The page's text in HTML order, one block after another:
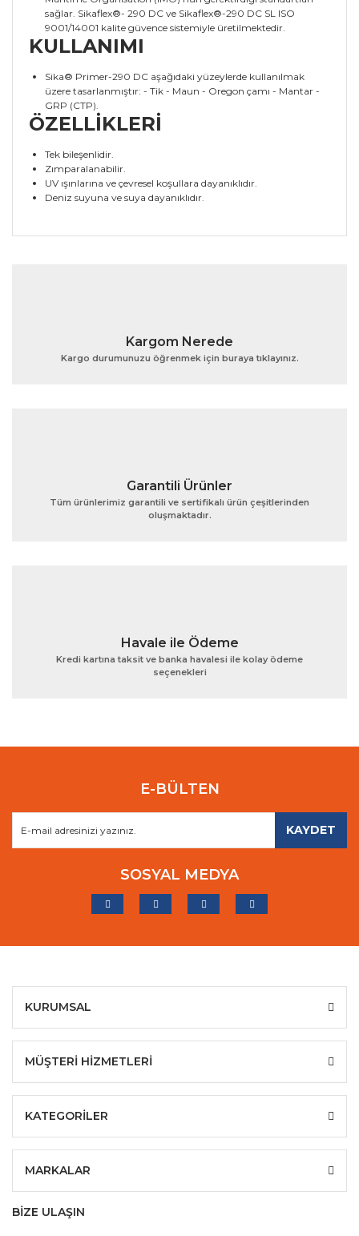
sağlar. Sikaflex®- 290 DC ve Sikaflex®-290 DC SL ISO
9001/14001 kalite güvence sistemiyle üretilmektedir.
KULLANIMI
Sika® Primer-290 DC aşağıdaki yüzeylerde kullanılmak
üzere tasarlanmıştır: - Tik - Maun - Oregon çamı - Mantar -
GRP (CTP).
ÖZELLİKLERİ
Tek bileşenlidir.
Zımparalanabilir.
UV ışınlarına ve çevresel koşullara dayanıklıdır.
Deniz suyuna ve suya dayanıklıdır.
Bu ürünün fiyat bilgisi, resim, ürün açıklamalarında ve
Ürün açıklamasında eksik bilgiler bulunuyor.
Gönder
Kargom Nerede
Kargo durumunuzu öğrenmek için buraya tıklayınız.
Garantili Ürünler
Tüm ürünlerimiz garantili ve sertifikalı ürün çeşitlerinden
oluşmaktadır.
Havale ile Ödeme
Kredi kartına taksit ve banka havalesi ile kolay ödeme
seçenekleri
E-BÜLTEN
KAYDET
SOSYAL MEDYA
KURUMSAL
MÜŞTERİ HİZMETLERİ
KATEGORİLER
MARKALAR
BİZE ULAŞIN